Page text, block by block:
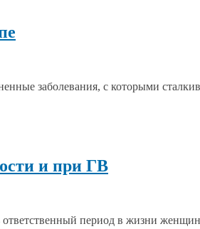
заболевания, с которыми
и при ГВ
период в жизни